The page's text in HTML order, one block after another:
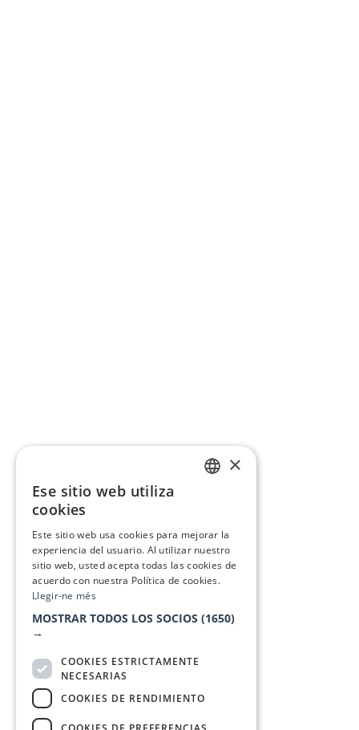
×
Ese sitio web utiliza
cookies
Este sitio web usa cookies para mejorar la
experiencia del usuario. Al utilizar nuestro
sitio web, usted acepta todas las cookies de
acuerdo con nuestra Política de cookies.
Llegir-ne més
MOSTRAR TODOS LOS SOCIOS (1650)
→
COOKIES ESTRICTAMENTE
NECESARIAS
COOKIES DE RENDIMIENTO